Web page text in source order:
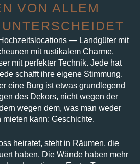
VON ALLEM
— Landgüter mit
mit rustikalem Charme,
mit perfekter Technik. Jede hat
schafft ihre eigene Stimmung.
eine Burg ist etwas grundlegend
des Dekors, nicht wegen der
wegen dem, was man weder
mieten kann: Geschichte.
heiratet, steht in Räumen, die
haben. Die Wände haben mehr